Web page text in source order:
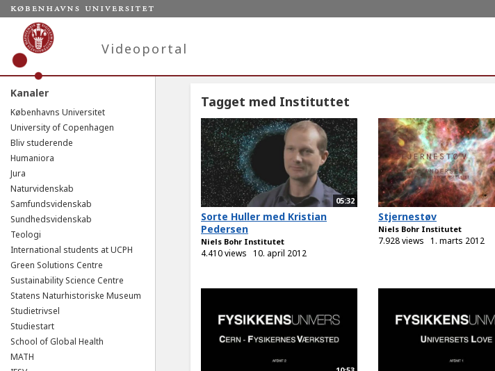
Videoportal
Kanaler
Københavns Universitet
University of Copenhagen
Bliv studerende
Humaniora
Jura
Naturvidenskab
Samfundsvidenskab
Sundhedsvidenskab
Teologi
International students at UCPH
Green Solutions Centre
Sustainability Science Centre
Statens Naturhistoriske Museum
Studietrivsel
Studiestart
School of Global Health
MATH
Tagget med Instituttet
05:32
Sorte Huller med Kristian
Pedersen
Niels Bohr Institutet
4.410 views 10. april 2012
Stjernestøv
Niels Bohr Institutet
7.928 views 1. marts 2012